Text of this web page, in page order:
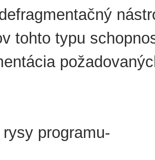
tohto typu
programu-